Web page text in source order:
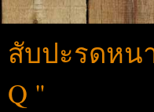
สับปะรดหน
Q "